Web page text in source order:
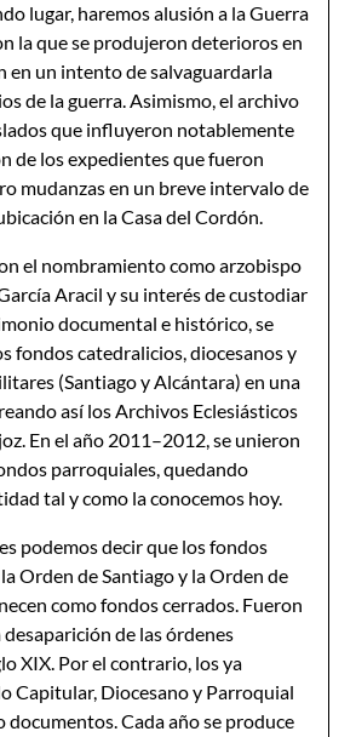
lugar, haremos alusión a la Guerra
la que se produjeron deterioros en
en un intento de salvaguardarla
de la guerra. Asimismo, el archivo
que influyeron notablemente
de los expedientes que fueron
mudanzas en un breve intervalo de
en la Casa del Cordón.
el nombramiento como arzobispo
Aracil y su interés de custodiar
documental e histórico, se
fondos catedralicios, diocesanos y
(Santiago y Alcántara) en una
así los Archivos Eclesiásticos
En el año 2011–2012, se unieron
parroquiales, quedando
tal y como la conocemos hoy.
podemos decir que los fondos
Orden de Santiago y la Orden de
como fondos cerrados. Fueron
de las órdenes
XIX. Por el contrario, los ya
Capitular, Diocesano y Parroquial
documentos. Cada año se produce